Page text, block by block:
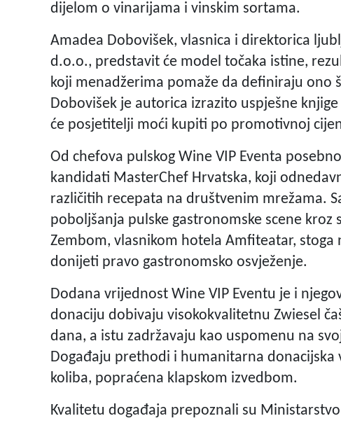
dijelom o vinarijama i vinskim sortama.
Amadea Dobovišek, vlasnica i direktorica
d.o.o., predstavit će model točaka istine,
koji menadžerima pomaže da definiraju ono
Dobovišek je autorica izrazito uspješne
će posjetitelji moći kupiti po promotivnoj
Od chefova pulskog Wine VIP Eventa
kandidati MasterChef Hrvatska, koji
različitih recepata na društvenim mrežama.
poboljšanja pulske gastronomske scene
Zembom, vlasnikom hotela Amfiteatar, stoga
donijeti pravo gastronomsko osvježenje.
Dodana vrijednost Wine VIP Eventu je i
donaciju dobivaju visokokvalitetnu Zwiesel
dana, a istu zadržavaju kao uspomenu na
Događaju prethodi i humanitarna donacijska
koliba, popraćena klapskom izvedbom.
Kvalitetu događaja prepoznali su